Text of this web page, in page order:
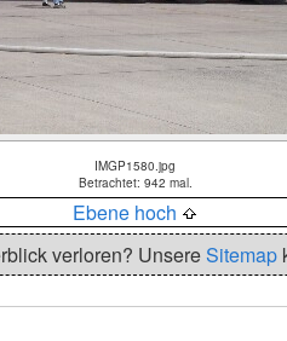
IMGP1580.jpg
Betrachtet: 942 mal.
Ebene hoch
verloren? UnsereSitemap